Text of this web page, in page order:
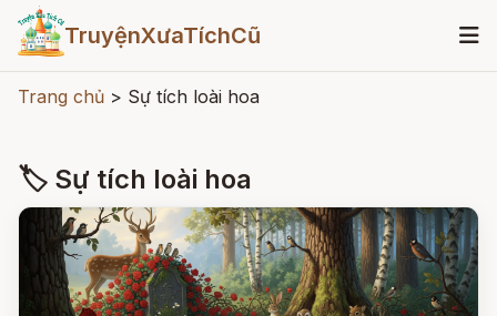
TruyệnXưaTíchCũ
Trang chủ > Sự tích loài hoa
🏷 Sự tích loài hoa